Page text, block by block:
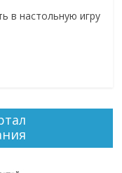
в настольную игру